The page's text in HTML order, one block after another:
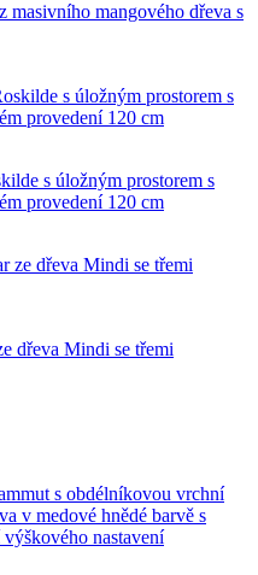
mangového dřeva s
s úložným prostorem s
provedení 120 cm
dřeva Mindi se třemi